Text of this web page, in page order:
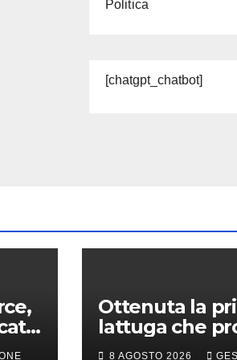
Politica
[chatgpt_chatbot]
Ottenuta la
lattuga che
una proteina
8 AGOSTO 2026